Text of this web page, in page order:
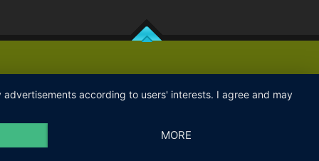
according to users' interests. I agree and may
MORE